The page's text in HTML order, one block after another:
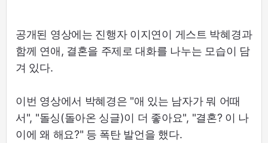
공개된 영상에는 진행자 이지연이 게스트 박혜경과
함께 연애, 결혼을 주제로 대화를 나누는 모습이 담
겨 있다.
이번 영상에서 박혜경은 "애 있는 남자가 뭐 어때
서", "돌싱(돌아온 싱글)이 더 좋아요", "결혼? 이 나
이에 왜 해요?" 등 폭탄 발언을 했다.